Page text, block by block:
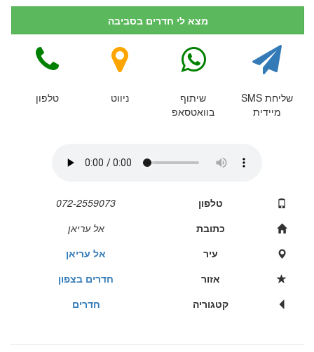
מצא לי חדרים בסביבה
שליחת SMS
מיידית
שיתוף
בוואטסאפ
ניווט טלפון
טלפון
072-2559073
כתובת
אל עריאן
עיר
אל עריאן
אזור
חדרים בצפון
קטגוריה
חדרים